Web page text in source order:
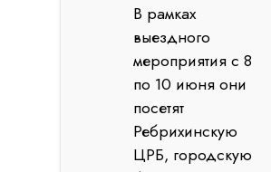
В рамках
выездного
мероприятия с 8
по 10 июня они
посетят
Ребрихинскую
ЦРБ, городскую